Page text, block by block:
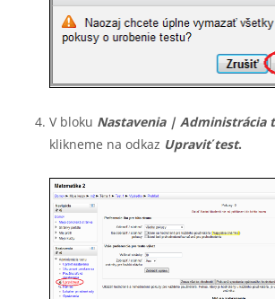
V bloku Nastavenia | Administrácia
klikneme na odkaz Upraviť test.